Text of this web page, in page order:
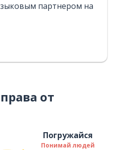
партнером на
от
Погружайся
Понимай людей